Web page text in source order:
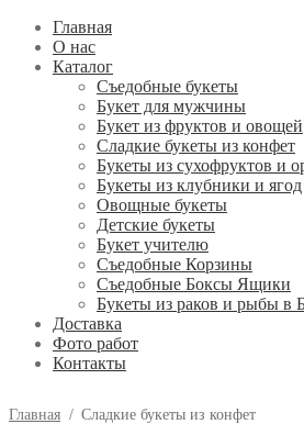
Главная
О нас
Каталог
Съедобные букеты
Букет для мужчины
Букет из фруктов и овощей
Сладкие букеты из конфет
Букеты из сухофруктов и
Букеты из клубники и ягод
Овощные букеты
Детские букеты
Букет учителю
Съедобные Корзины
Съедобные Боксы Ящики
Букеты из раков и рыбы в
Доставка
Фото работ
Контакты
Главная / Сладкие букеты из конфет